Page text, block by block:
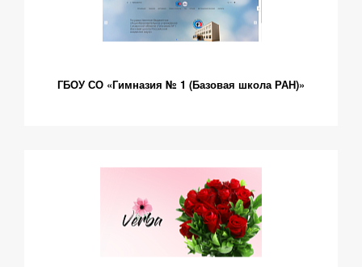
ГБОУ СО «Гимназия № 1 (Базовая школа РАН)»